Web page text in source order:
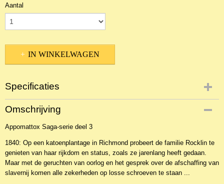
Aantal
IN WINKELWAGEN
Specificaties
Productcode
NBKR-2900
EAN code
Omschrijving
Appomattox Saga-serie deel 3
1840: Op een katoenplantage in Richmond probeert de familie Rocklin te
genieten van haar rijkdom en status, zoals ze jarenlang heeft gedaan.
Maar met de geruchten van oorlog en het gesprek over de afschaffing van
slavernij komen alle zekerheden op losse schroeven te staan ...